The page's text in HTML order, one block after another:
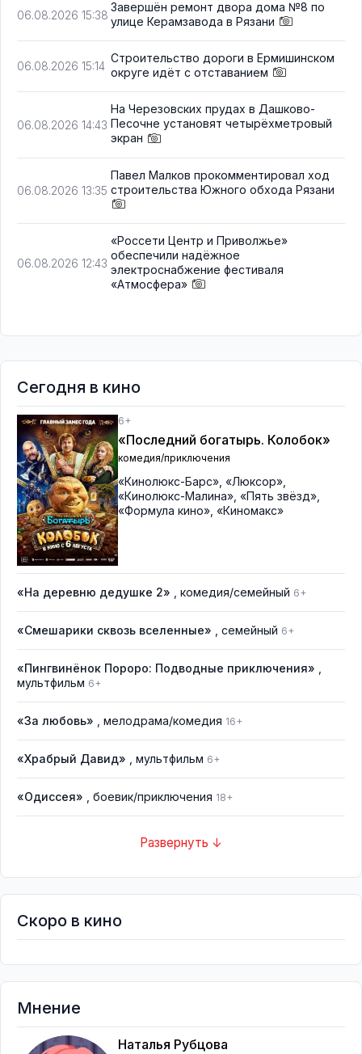
06.08.2026 15:38
Завершён ремонт двора дома №8 по
улице Керамзавода в Рязани
06.08.2026 15:14
Строительство дороги в Ермишинском
округе идёт с отставанием
06.08.2026 14:43
На Черезовских прудах в Дашково-
Песочне установят четырёхметровый
экран
06.08.2026 13:35
Павел Малков прокомментировал ход
строительства Южного обхода Рязани
06.08.2026 12:43
«Россети Центр и Приволжье»
обеспечили надёжное
электроснабжение фестиваля
«Атмосфера»
Сегодня в кино
6+
«Последний богатырь. Колобок»
комедия/приключения
«Кинолюкс-Барс» «Люксор»
«Кинолюкс-Малина» «Пять звёзд»
«Формула кино» «Киномакс»
«На деревню дедушке 2» , комедия/семейный 6+
«Смешарики сквозь вселенные» , семейный 6+
«Пингвинёнок Пороро: Подводные приключения» ,
мультфильм 6+
«За любовь» , мелодрама/комедия 16+
«Храбрый Давид» , мультфильм 6+
«Одиссея» , боевик/приключения 18+
Развернуть ↓
Скоро в кино
Мнение
Наталья Рубцова